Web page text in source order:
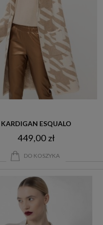
KARDIGAN ESQUALO
449,00 zł
DO KOSZYKA